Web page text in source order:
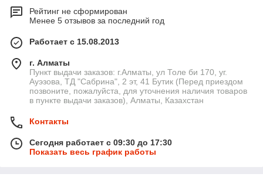
Рейтинг не сформирован
Менее 5 отзывов за последний год
Работает с 15.08.2013
г. Алматы
Пункт выдачи заказов: г.Алматы, ул Толе би 170, уг.
Ауэзова, ТД "Сабрина", 2 эт, 41 Бутик (Перед приездом
позвоните, пожалуйста, для уточнения наличия товаров
в пункте выдачи заказов), Алматы, Казахстан
Контакты
Сегодня работает с 09:30 до 17:30
Показать весь график работы